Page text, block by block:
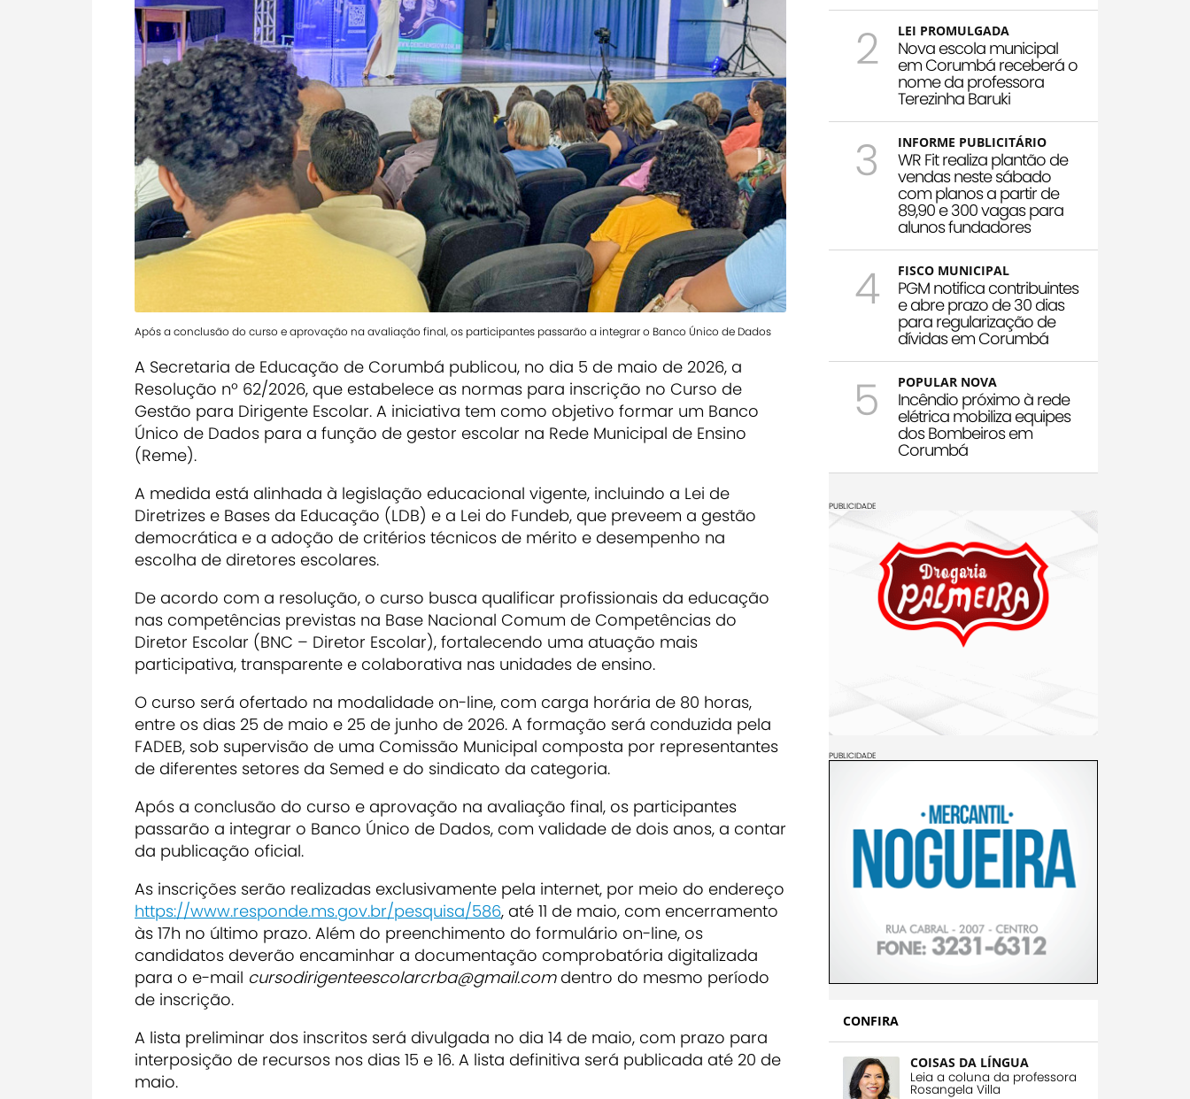
Após a conclusão do curso e aprovação na avaliação final, os participantes passarão a integrar o Banco Único de Dados
A Secretaria de Educação de Corumbá publicou, no dia 5 de maio de 2026, a
Resolução nº 62/2026, que estabelece as normas para inscrição no Curso de
Gestão para Dirigente Escolar. A iniciativa tem como objetivo formar um Banco
Único de Dados para a função de gestor escolar na Rede Municipal de Ensino
(Reme).
A medida está alinhada à legislação educacional vigente, incluindo a Lei de
Diretrizes e Bases da Educação (LDB) e a Lei do Fundeb, que preveem a gestão
democrática e a adoção de critérios técnicos de mérito e desempenho na
escolha de diretores escolares.
De acordo com a resolução, o curso busca qualificar profissionais da educação
nas competências previstas na Base Nacional Comum de Competências do
Diretor Escolar (BNC – Diretor Escolar), fortalecendo uma atuação mais
participativa, transparente e colaborativa nas unidades de ensino.
O curso será ofertado na modalidade on-line, com carga horária de 80 horas,
entre os dias 25 de maio e 25 de junho de 2026. A formação será conduzida pela
FADEB, sob supervisão de uma Comissão Municipal composta por representantes
de diferentes setores da Semed e do sindicato da categoria.
Após a conclusão do curso e aprovação na avaliação final, os participantes
passarão a integrar o Banco Único de Dados, com validade de dois anos, a contar
da publicação oficial.
As inscrições serão realizadas exclusivamente pela internet, por meio do endereço
https://www.responde.ms.gov.br/pesquisa/586, até 11 de maio, com encerramento
às 17h no último prazo. Além do preenchimento do formulário on-line, os
candidatos deverão encaminhar a documentação comprobatória digitalizada
para o e-mail cursodirigenteescolarcrba@gmail.comdentro do mesmo período
de inscrição.
A lista preliminar dos inscritos será divulgada no dia 14 de maio, com prazo para
interposição de recursos nos dias 15 e 16. A lista definitiva será publicada até 20 de
maio.
2 LEI PROMULGADA
Nova escola municipal
em Corumbá receberá o
nome da professora
Terezinha Baruki
3 INFORME PUBLICITÁRIO
WR Fit realiza plantão de
vendas neste sábado
com planos a partir de
89,90 e 300 vagas para
alunos fundadores
4 FISCO MUNICIPAL
PGM notifica contribuintes
e abre prazo de 30 dias
para regularização de
dívidas em Corumbá
5 POPULAR NOVA
Incêndio próximo à rede
elétrica mobiliza equipes
dos Bombeiros em
Corumbá
PUBLICIDADE
PUBLICIDADE
CONFIRA
COISAS DA LÍNGUA
Leia a coluna da professora
Rosangela Villa